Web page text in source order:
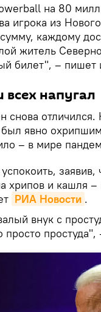
на 80
игрока из
каждому
житель
билет", – пишет
напугал
отличился.
явно
– в мире
заявив,
хрипов и кашля –
РИА Новости .
внук с
простуда",